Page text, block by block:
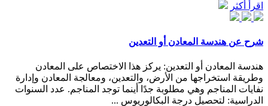
اقرأ أكثر
شرح عن هندسة المعادن أو التعدين
هندسة المعادن أو التعدين: يركز هذا الاختصاص على المعادن
وطريقة استخراجها من الأرض، والتعدين، ومعالجة المعادن وإدارة
نفايات المناجم وهي مطلوبة جدًا أينما توجد المناجم. عدد السنوات
الدراسية: لتحصيل درجة البكالوريوس ...